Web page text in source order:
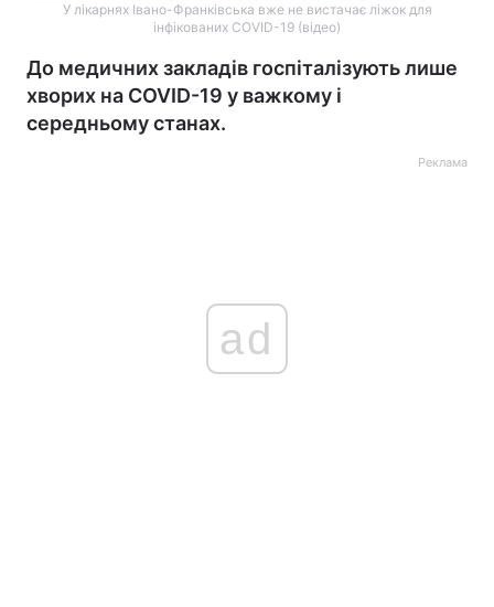
У лікарнях Івано-Франківська вже не вистачає ліжок для
інфікованих COVID-19 (відео)
До медичних закладів госпіталізують лише
хворих на COVID-19 у важкому і
середньому станах.
Реклама
ad